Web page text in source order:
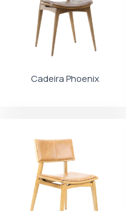
Cadeira Phoenix